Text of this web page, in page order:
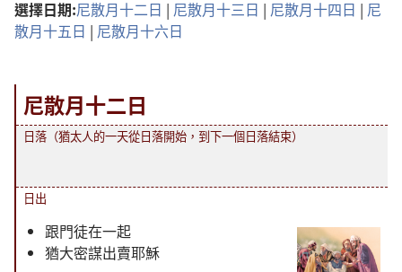
選擇日期:尼散月十二日 | 尼散月十三日 | 尼散月十四日 | 尼
散月十五日 | 尼散月十六日
尼散月十二日
日落（猶太人的一天從日落開始，到下一個日落結束）
日出
跟門徒在一起
猶大密謀出賣耶穌